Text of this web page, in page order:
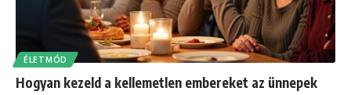
ÉLETMÓD
Hogyan kezeld a kellemetlen embereket az ünnepek